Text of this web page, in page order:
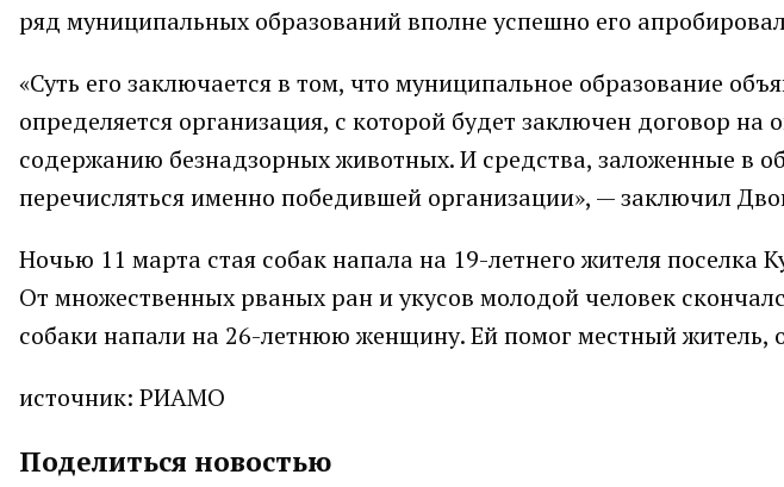
ряд муниципальных образований вполне успешно его
«Суть его заключается в том, что муниципальное образование
определяется организация, с которой будет заключен договор на
содержанию безнадзорных животных. И средства, заложенные в
перечисляться именно победившей организации», — заключил
Ночью 11 марта стая собак напала на 19-летнего жителя поселка
От множественных рваных ран и укусов молодой человек
собаки напали на 26-летнюю женщину. Ей помог местный
источник: РИАМО
Поделиться новостью